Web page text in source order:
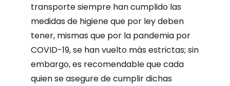
transporte siempre han cumplido las
medidas de higiene que por ley deben
tener, mismas que por la pandemia por
COVID-19, se han vuelto más estrictas; sin
embargo, es recomendable que cada
quien se asegure de cumplir dichas